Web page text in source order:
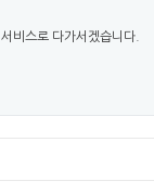
비스로 다가서겠습니다.